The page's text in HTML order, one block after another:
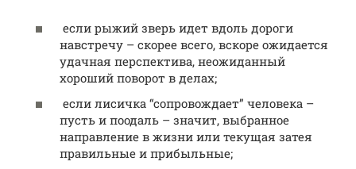
если рыжий зверь идет вдоль дороги
навстречу – скорее всего, вскоре ожидается
удачная перспектива, неожиданный
хороший поворот в делах;
если лисичка “сопровождает” человека –
пусть и поодаль – значит, выбранное
направление в жизни или текущая затея
правильные и прибыльные;